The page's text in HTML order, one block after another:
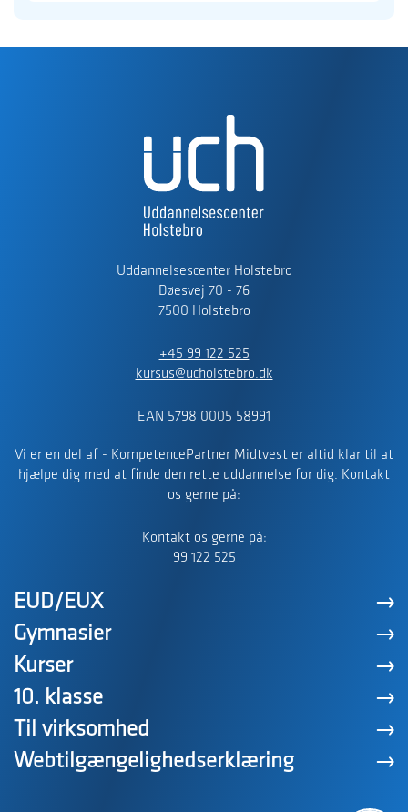
Uddannelsescenter Holstebro
Døesvej 70 - 76
7500 Holstebro
+45 99 122 525
kursus@ucholstebro.dk
EAN 5798 0005 58991
Vi er en del af - KompetencePartner Midtvest er altid klar til at
hjælpe dig med at finde den rette uddannelse for dig. Kontakt
os gerne på:
Kontakt os gerne på:
99 122 525
EUD/EUX
Gymnasier
Kurser
10. klasse
Til virksomhed
Webtilgængelighedserklæring